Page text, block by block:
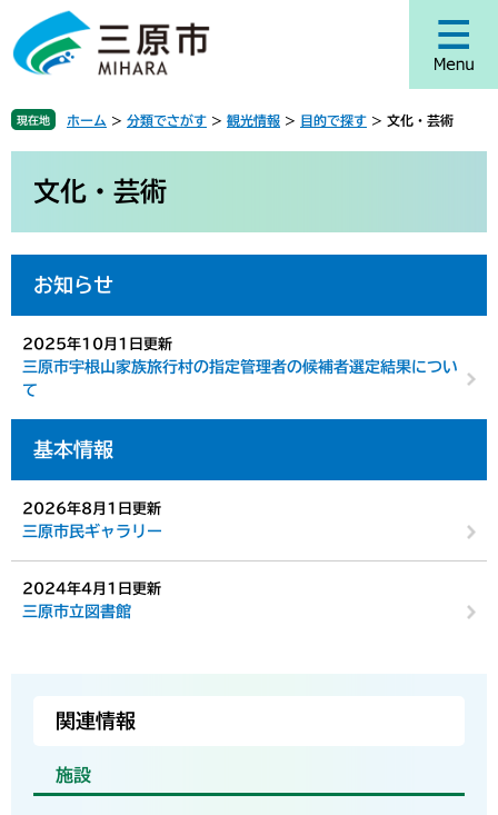
ジ
頭
で
ュ
飛
ば
現在地 ホーム > 分類でさがす > 観光情報 > 目的で探す > 文化・芸術
文化・芸術
お知らせ
2025年10月1日更新
三原市宇根山家族旅行村の指定管理者の候補者選定結果につい
て
基本情報
2026年8月1日更新
三原市民ギャラリー
2024年4月1日更新
三原市立図書館
関連情報
施設